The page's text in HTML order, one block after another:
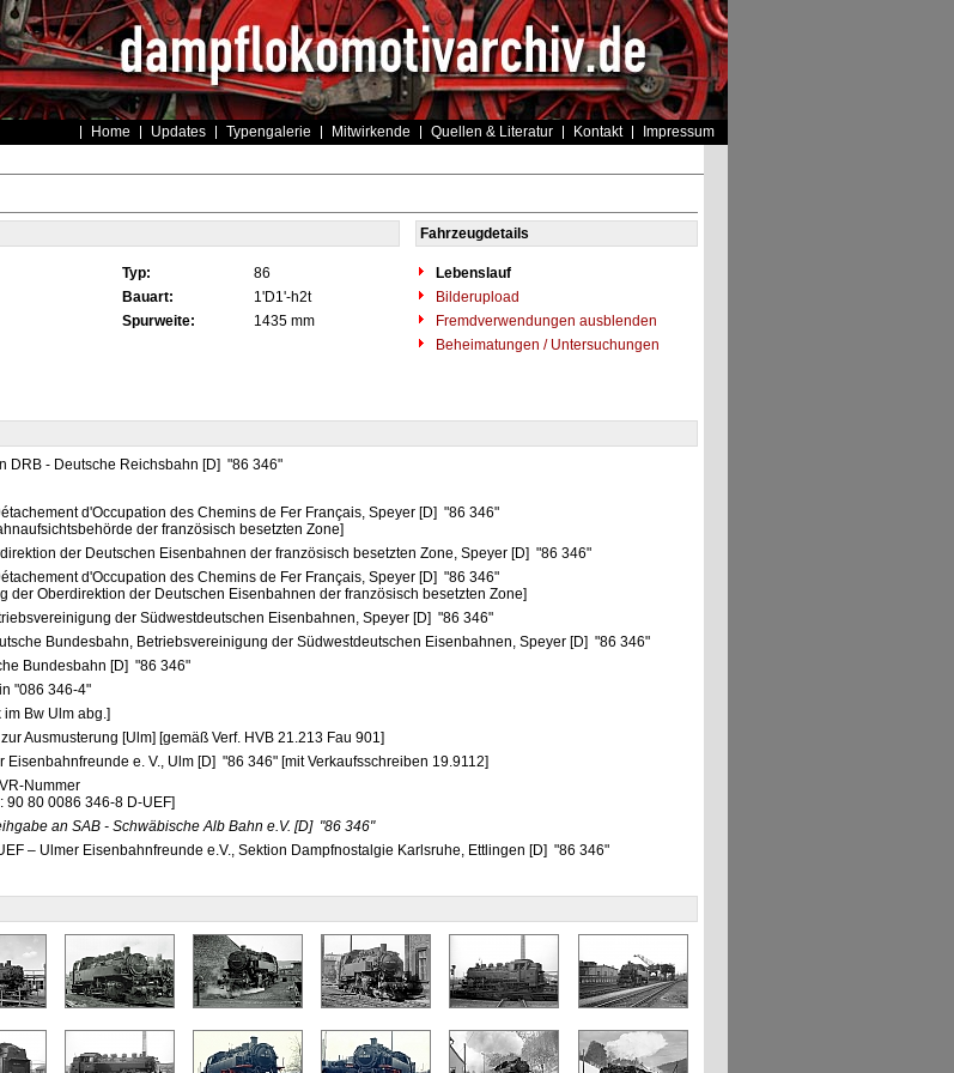
Home Updates Typengalerie Mitwirkende Quellen & Literatur Kontakt Impressum
Fahrzeugdetails
Typ: 86
Lebenslauf
Bauart: 1'D1'-h2t
Bilderupload
Spurweite: 1435 mm
Fremdverwendungen ausblenden
Beheimatungen / Untersuchungen
DRB - Deutsche Reichsbahn [D] "86 346"
d'Occupation des Chemins de Fer Français, Speyer [D] "86 346"
der französisch besetzten Zone]
der Deutschen Eisenbahnen der französisch besetzten Zone, Speyer [D] "86 346"
d'Occupation des Chemins de Fer Français, Speyer [D] "86 346"
der Oberdirektion der Deutschen Eisenbahnen der französisch besetzten Zone]
der Südwestdeutschen Eisenbahnen, Speyer [D] "86 346"
Bundesbahn, Betriebsvereinigung der Südwestdeutschen Eisenbahnen, Speyer [D] "86 346"
Bundesbahn [D] "86 346"
"086 346-4"
Bw Ulm abg.]
Ausmusterung [Ulm] [gemäß Verf. HVB 21.213 Fau 901]
Eisenbahnfreunde e. V., Ulm [D] "86 346" [mit Verkaufsschreiben 19.9112]
Nummer
90 80 0086 346-8 D-UEF]
an SAB - Schwäbische Alb Bahn e.V. [D] "86 346"
– Ulmer Eisenbahnfreunde e.V., Sektion Dampfnostalgie Karlsruhe, Ettlingen [D] "86 346"